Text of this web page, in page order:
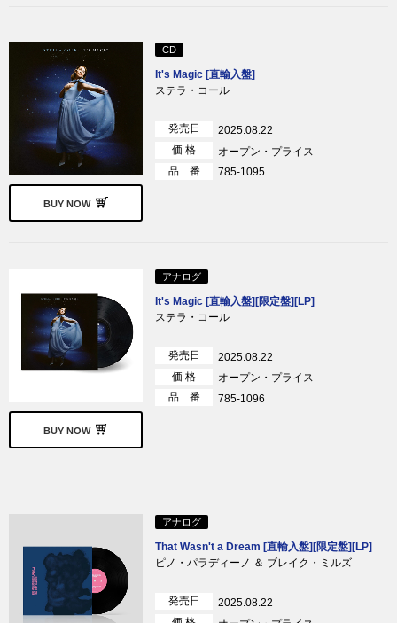
BUY NOW
CD
It's Magic [直輸入盤]
ステラ・コール
発売日
2025.08.22
価 格
オープン・プライス
品 番
785-1095
BUY NOW
アナログ
It's Magic [直輸入盤][限定盤][LP]
ステラ・コール
発売日
2025.08.22
価 格
オープン・プライス
品 番
785-1096
アナログ
That Wasn't a Dream [直輸入盤][限定盤][LP]
ピノ・パラディーノ ＆ ブレイク・ミルズ
発売日
2025.08.22